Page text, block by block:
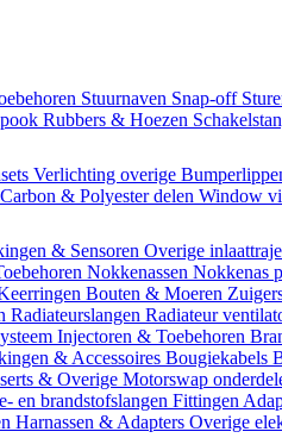
Stuurnaven Snap-off
Rubbers & Hoezen
Verlichting overige
Carbon & Polyester delen Window
& Sensoren Overige
Nokkenassen Nokkenas
Bouten & Moeren
Radiateurslangen Radiateur
Injectoren & Toebehoren
& Accessoires Bougiekabels
& Overige Motorswap
en brandstofslangen Fittingen
Harnassen & Adapters Overige